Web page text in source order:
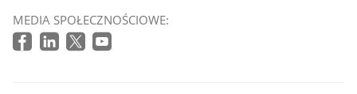
MEDIA SPOŁECZNOŚCIOWE: